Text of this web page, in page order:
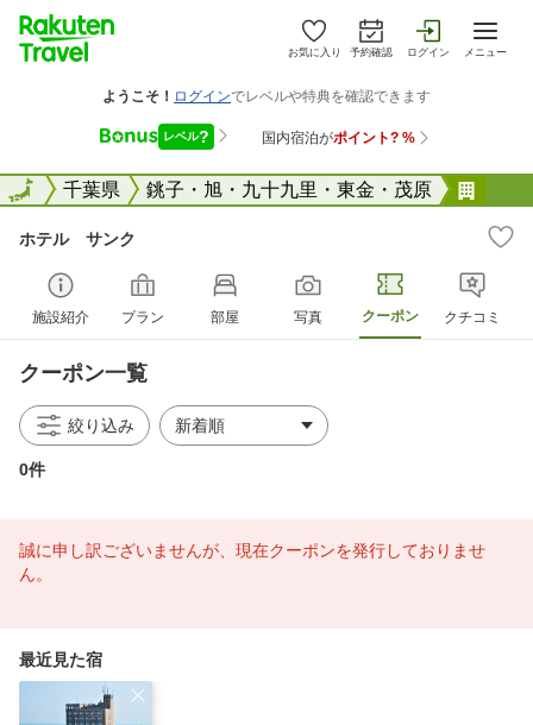
お気に入り 予約確認 ログイン メニュー
全国千葉県 銚子・旭・九十九里・東金・茂原
全国
ホテル サンク
施設紹介 プラン 部屋 写真 クーポン クチコミ
クーポン一覧
絞り込み
0件
誠に申し訳ございませんが、現在クーポンを発行しておりませ
ん。
最近見た宿